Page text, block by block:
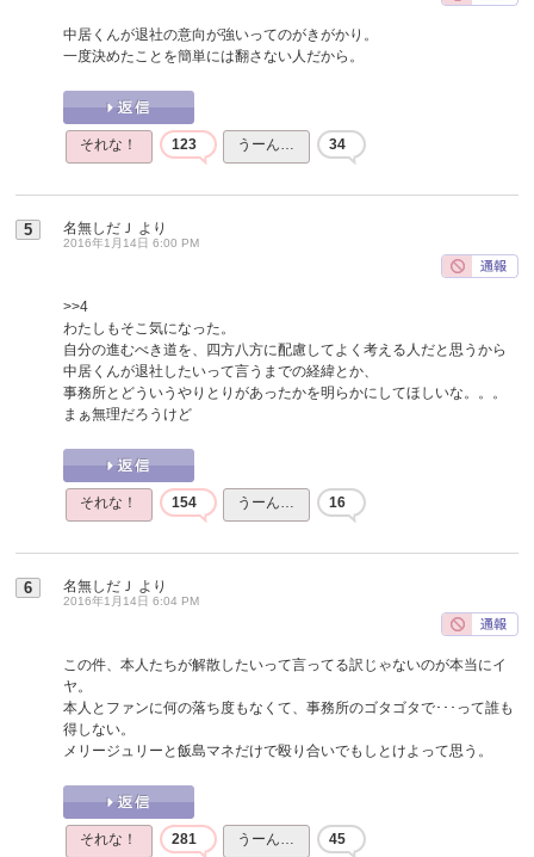
中居くんが退社の意向が強いってのがきがかり。
一度決めたことを簡単には翻さない人だから。
それな！ 123 うーん… 34
5 名無しだＪ より
2016年1月14日 6:00 PM
>>4
わたしもそこ気になった。
自分の進むべき道を、四方八方に配慮してよく考える人だと思うから
中居くんが退社したいって言うまでの経緯とか、
事務所とどういうやりとりがあったかを明らかにしてほしいな。。。
まぁ無理だろうけど
それな！ 154 うーん… 16
6 名無しだＪ より
2016年1月14日 6:04 PM
この件、本人たちが解散したいって言ってる訳じゃないのが本当にイ
ヤ。
本人とファンに何の落ち度もなくて、事務所のゴタゴタで･･･って誰も
得しない。
メリージュリーと飯島マネだけで殴り合いでもしとけよって思う。
それな！ 281 うーん… 45